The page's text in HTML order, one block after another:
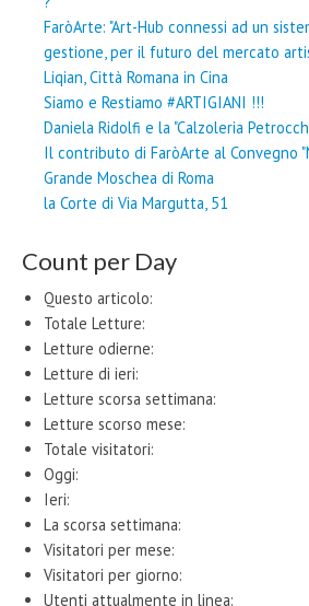
FaròArte: "Art-Hub connessi ad un
gestione, per il futuro del mercato
Liqian, Città Romana in Cina
Siamo e Restiamo #ARTIGIANI !!!
Daniela Ridolfi e la "Calzoleria
Il contributo di FaròArte al Convegno
Grande Moschea di Roma
la Corte di Via Margutta, 51
Count per Day
Questo articolo:
Totale Letture:
Letture odierne:
Letture di ieri:
Letture scorsa settimana:
Letture scorso mese:
Totale visitatori:
Oggi:
Ieri:
La scorsa settimana:
Visitatori per mese:
Visitatori per giorno:
Utenti attualmente in linea: